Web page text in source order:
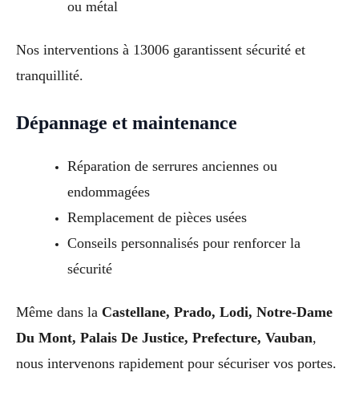
ou métal
Nos interventions à 13006 garantissent sécurité et
tranquillité.
Dépannage et maintenance
Réparation de serrures anciennes ou
endommagées
Remplacement de pièces usées
Conseils personnalisés pour renforcer la
sécurité
Même dans la Castellane, Prado, Lodi, Notre-Dame
Du Mont, Palais De Justice, Prefecture, Vauban,
nous intervenons rapidement pour sécuriser vos portes.